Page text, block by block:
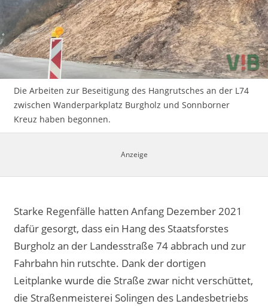
Impressum
Die Arbeiten zur Beseitigung des Hangrutsches an der L74
zwischen Wanderparkplatz Burgholz und Sonnborner
Kreuz haben begonnen.
Starke Regenfälle hatten Anfang Dezember 2021
dafür gesorgt, dass ein Hang des Staatsforstes
Burgholz an der Landesstraße 74 abbrach und zur
Fahrbahn hin rutschte. Dank der dortigen
Leitplanke wurde die Straße zwar nicht verschüttet,
die Straßenmeisterei Solingen des Landesbetriebs